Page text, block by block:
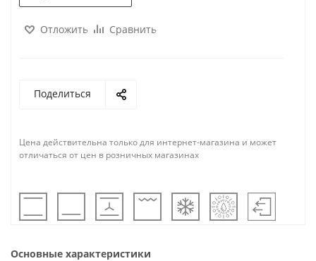
Отложить Сравнить
Поделиться
Цена действительна только для интернет-магазина и может
отличаться от цен в розничных магазинах
Основные характеристики